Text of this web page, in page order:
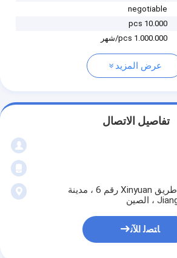
negotiable
10.000 pcs
1.000.000 pcs/شهر
عرض المزيد
تفاصيل الاتصال
9303-9305 بلوك C ، طريق Xinyuan رقم 6 ، مدينة
ﺎﺘﺼﻟ ﺍﻶﻧ